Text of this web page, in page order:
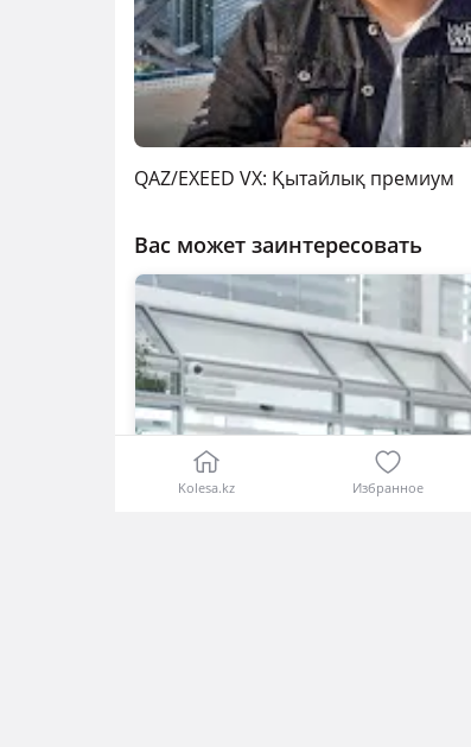
QAZ/EXEED VX: Қытайлық премиум
Вас может заинтересовать
Kolesa.kz Избранное